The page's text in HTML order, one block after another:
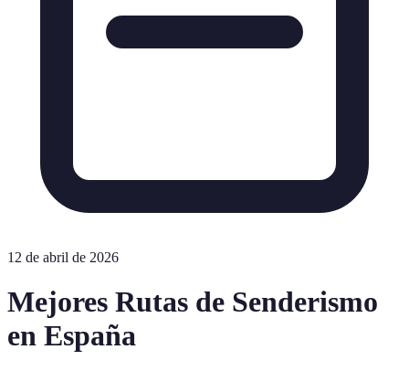
12 de abril de 2026
Mejores Rutas de Senderismo
en España